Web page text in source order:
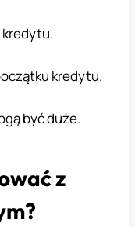
kredytu.
kredytu.
być duże.
z